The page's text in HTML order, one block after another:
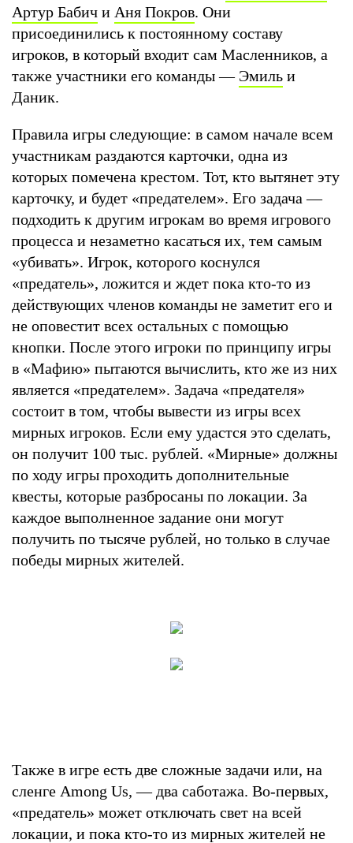
Артур Бабич и Аня Покров. Они
присоединились к постоянному составу
игроков, в который входит сам Масленников, а
также участники его команды — Эмиль и
Даник.
Правила игры следующие: в самом начале всем
участникам раздаются карточки, одна из
которых помечена крестом. Тот, кто вытянет эту
карточку, и будет «предателем». Его задача —
подходить к другим игрокам во время игрового
процесса и незаметно касаться их, тем самым
«убивать». Игрок, которого коснулся
«предатель», ложится и ждет пока кто-то из
действующих членов команды не заметит его и
не оповестит всех остальных с помощью
кнопки. После этого игроки по принципу игры
в «Мафию» пытаются вычислить, кто же из них
является «предателем». Задача «предателя»
состоит в том, чтобы вывести из игры всех
мирных игроков. Если ему удастся это сделать,
он получит 100 тыс. рублей. «Мирные» должны
по ходу игры проходить дополнительные
квесты, которые разбросаны по локации. За
каждое выполненное задание они могут
получить по тысяче рублей, но только в случае
победы мирных жителей.
Также в игре есть две сложные задачи или, на
сленге Among Us, — два саботажа. Во-первых,
«предатель» может отключать свет на всей
локации, и пока кто-то из мирных жителей не